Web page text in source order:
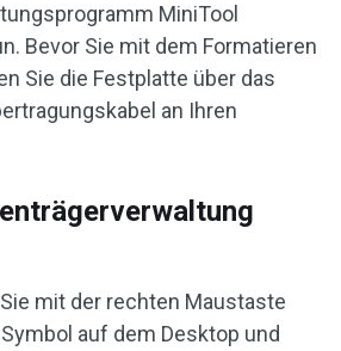
MiniTool
Bevor Sie mit dem Formatieren
Sie die Festplatte über das
an Ihren
mit der rechten Maustaste
auf dem Desktop und